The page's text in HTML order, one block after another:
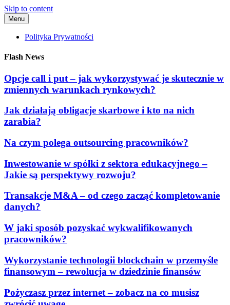
Skip to content
Menu
Polityka Prywatności
Flash News
Opcje call i put – jak wykorzystywać je skutecznie w
zmiennych warunkach rynkowych?
Jak działają obligacje skarbowe i kto na nich
zarabia?
Na czym polega outsourcing pracowników?
Inwestowanie w spółki z sektora edukacyjnego –
Jakie są perspektywy rozwoju?
Transakcje M&A – od czego zacząć kompletowanie
danych?
W jaki sposób pozyskać wykwalifikowanych
pracowników?
Wykorzystanie technologii blockchain w przemyśle
finansowym – rewolucja w dziedzinie finansów
Pożyczasz przez internet – zobacz na co musisz